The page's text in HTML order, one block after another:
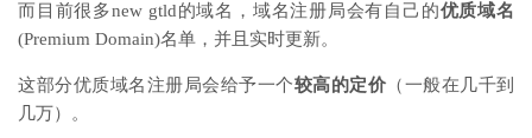
而目前很多new gtld的域名，域名注册局会有自己的优质域名
(Premium Domain)名单，并且实时更新。
这部分优质域名注册局会给予一个较高的定价 （一般在几千到
几万）。